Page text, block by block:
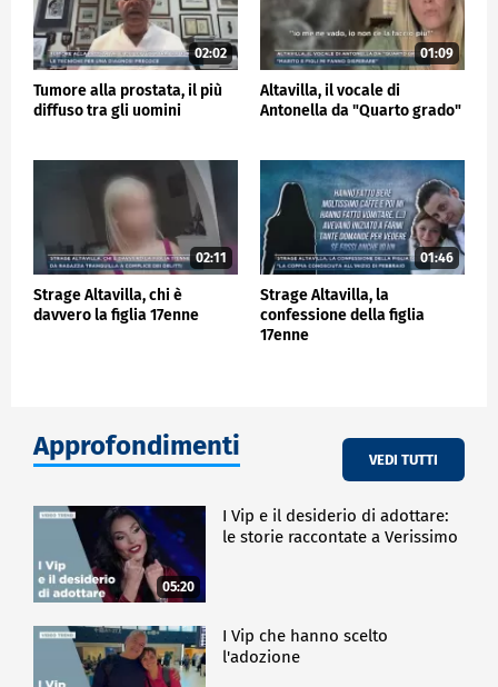
02:02
Tumore alla prostata, il più
diffuso tra gli uomini
01:09
Altavilla, il vocale di
Antonella da "Quarto grado"
02:11
Strage Altavilla, chi è
davvero la figlia 17enne
01:46
Strage Altavilla, la
confessione della figlia
17enne
Approfondimenti VEDI TUTTI
05:20
I Vip e il desiderio di adottare:
le storie raccontate a Verissimo
I Vip che hanno scelto
l'adozione